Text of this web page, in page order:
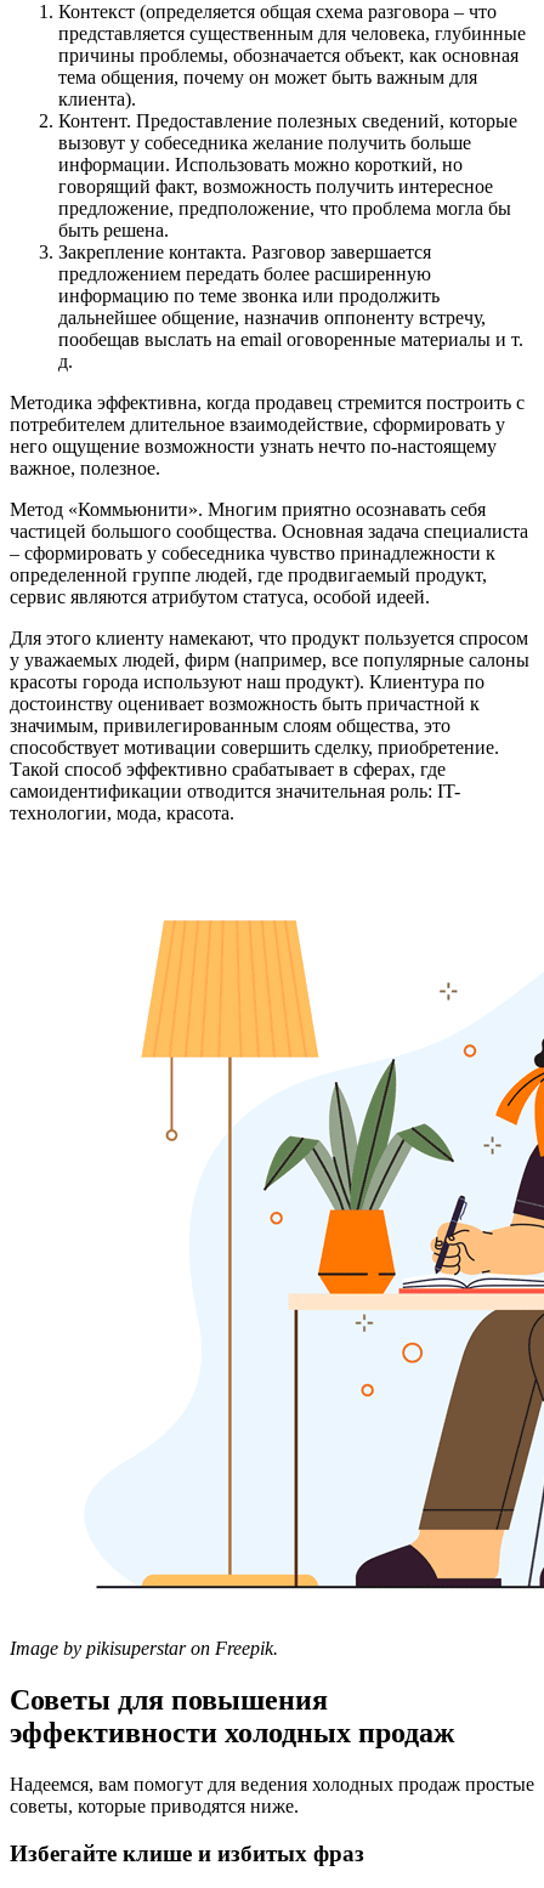
Контекст (определяется общая схема разговора – что
представляется существенным для человека, глубинные
причины проблемы, обозначается объект, как основная
тема общения, почему он может быть важным для
клиента).
Контент. Предоставление полезных сведений, которые
вызовут у собеседника желание получить больше
информации. Использовать можно короткий, но
говорящий факт, возможность получить интересное
предложение, предположение, что проблема могла бы
быть решена.
Закрепление контакта. Разговор завершается
предложением передать более расширенную
информацию по теме звонка или продолжить
дальнейшее общение, назначив оппоненту встречу,
пообещав выслать на email оговоренные материалы и т.
д.
Методика эффективна, когда продавец стремится построить с
потребителем длительное взаимодействие, сформировать у
него ощущение возможности узнать нечто по-настоящему
важное, полезное.
Метод «Коммьюнити». Многим приятно осознавать себя
частицей большого сообщества. Основная задача специалиста
– сформировать у собеседника чувство принадлежности к
определенной группе людей, где продвигаемый продукт,
сервис являются атрибутом статуса, особой идеей.
Для этого клиенту намекают, что продукт пользуется спросом
у уважаемых людей, фирм (например, все популярные салоны
красоты города используют наш продукт). Клиентура по
достоинству оценивает возможность быть причастной к
значимым, привилегированным слоям общества, это
способствует мотивации совершить сделку, приобретение.
Такой способ эффективно срабатывает в сферах, где
самоидентификации отводится значительная роль: IT-
технологии, мода, красота.
Image by pikisuperstar on Freepik.
Советы для повышения
эффективности холодных продаж
Надеемся, вам помогут для ведения холодных продаж простые
советы, которые приводятся ниже.
Избегайте клише и избитых фраз